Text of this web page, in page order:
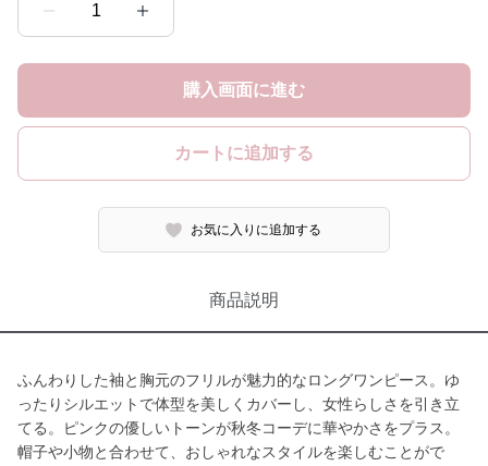
1
購入画面に進む
カートに追加する
お気に入りに追加する
商品説明
ふんわりした袖と胸元のフリルが魅力的なロングワンピース。ゆ
ったりシルエットで体型を美しくカバーし、女性らしさを引き立
てる。ピンクの優しいトーンが秋冬コーデに華やかさをプラス。
帽子や小物と合わせて、おしゃれなスタイルを楽しむことがで